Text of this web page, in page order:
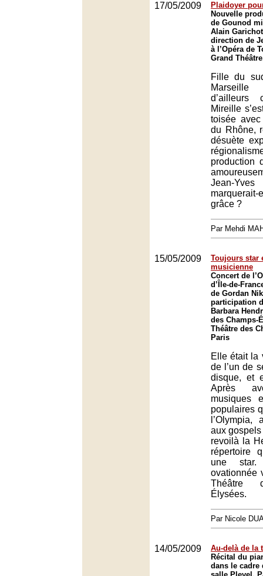
17/05/2009
Plaidoyer
Nouvelle
de Gounod
Alain
direction de
à l’Opéra de
Grand
Fille du
Mireille
toisée
du Rhône,
désuète
production
Jean-
marquerait-
grâce ?
Par Mehdi
15/05/2009
Toujours star
musicienne
Concert de
d’Île-de-
de Gordan
participation
Barbara
des Champs-
Théâtre des
Paris
Elle était la
de l’un de
disque, et
Après
musiques
populaires
aux
revoilà la
répertoire
une
ovationnée
Théâtre
Élysées.
Par Nicole
14/05/2009
Au-delà de la
Récital du
dans le cadre